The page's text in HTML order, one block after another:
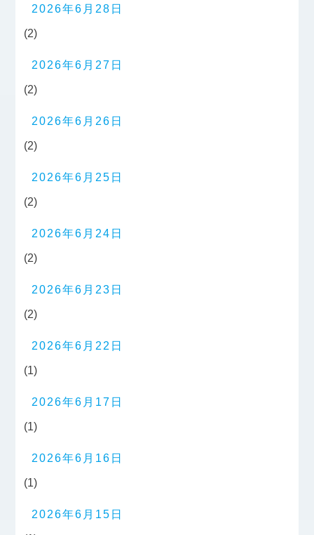
2026年6月28日
(2)
2026年6月27日
(2)
2026年6月26日
(2)
2026年6月25日
(2)
2026年6月24日
(2)
2026年6月23日
(2)
2026年6月22日
(1)
2026年6月17日
(1)
2026年6月16日
(1)
2026年6月15日